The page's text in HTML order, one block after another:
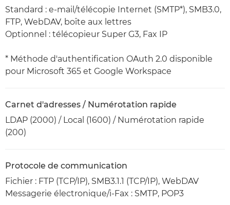
Standard : e-mail/télécopie Internet (SMTP*), SMB3.0,
FTP, WebDAV, boîte aux lettres
Optionnel : télécopieur Super G3, Fax IP
* Méthode d'authentification OAuth 2.0 disponible
pour Microsoft 365 et Google Workspace
Carnet d'adresses / Numérotation rapide
LDAP (2000) / Local (1600) / Numérotation rapide
(200)
Protocole de communication
Fichier : FTP (TCP/IP), SMB3.1.1 (TCP/IP), WebDAV
Messagerie électronique/i-Fax : SMTP, POP3